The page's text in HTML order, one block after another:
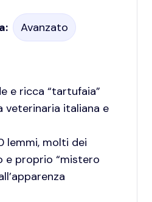
Avanzato
e ricca “tartufaia”
veterinaria italiana e
lemmi, molti dei
e proprio “mistero